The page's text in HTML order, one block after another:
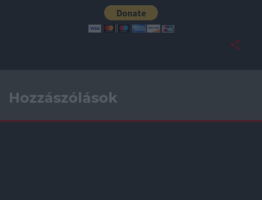
Hozzászólások